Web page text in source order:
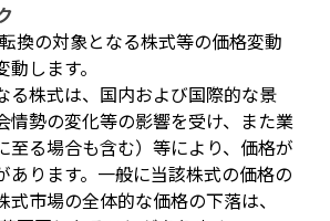
換の対象となる株式等の価格変動
します。
る株式は、国内および国際的な景
情勢の変化等の影響を受け、また業
至る場合も含む）等により、価格が
あります。一般に当該株式の価格の
式市場の全体的な価格の下落は、